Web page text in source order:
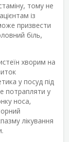
тому не
із
призвести
біль,
хворим на
у посуд під
потрапляти у
носа,
лікування